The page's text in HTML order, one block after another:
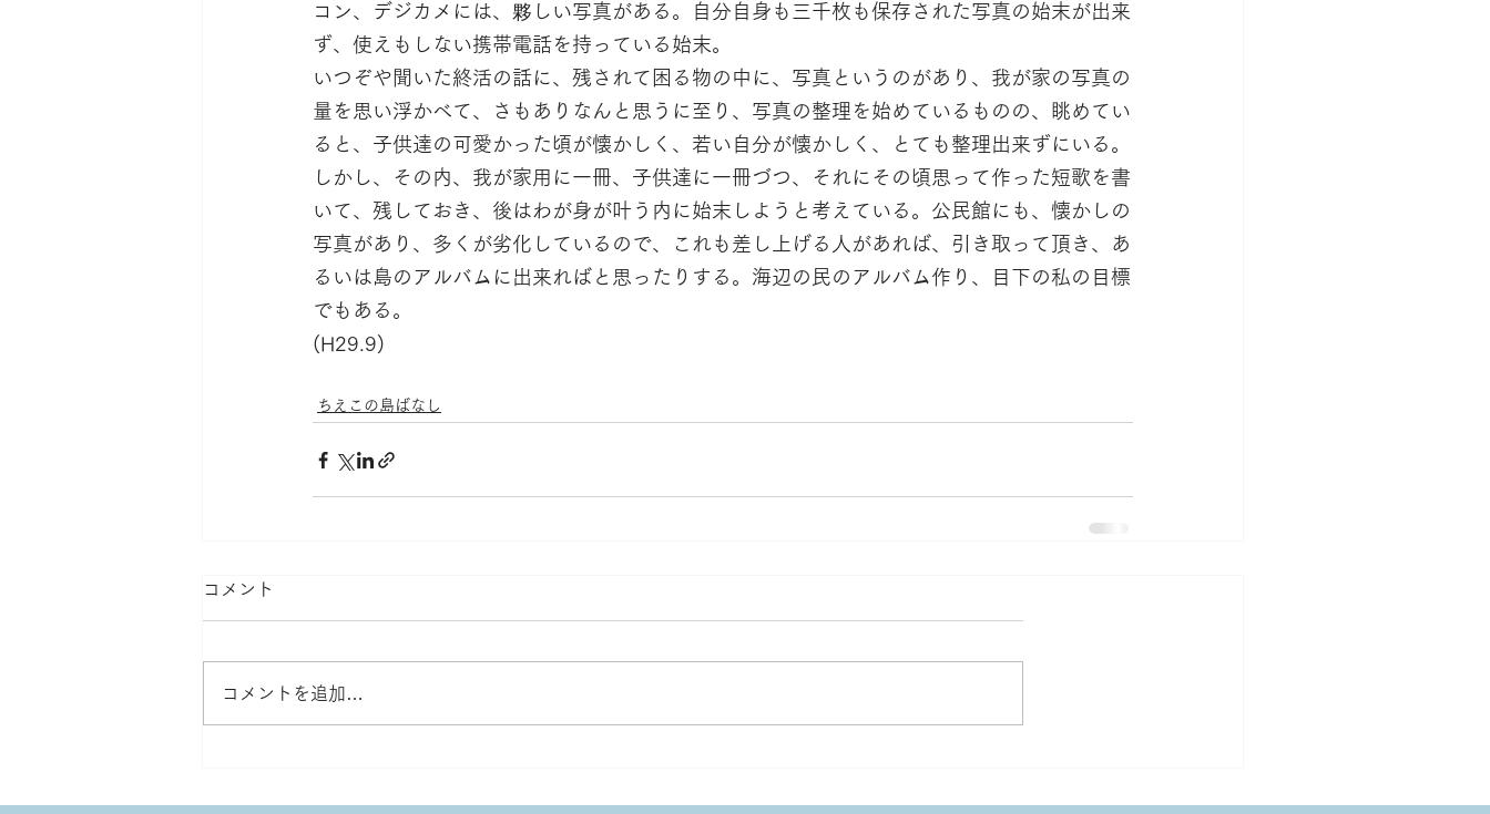
コン、デジカメには、夥しい写真がある。自分自身も三千枚も保存された写真の始末が出来
ず、使えもしない携帯電話を持っている始末。
いつぞや聞いた終活の話に、残されて困る物の中に、写真というのがあり、我が家の写真の
量を思い浮かべて、さもありなんと思うに至り、写真の整理を始めているものの、眺めてい
ると、子供達の可愛かった頃が懐かしく、若い自分が懐かしく、とても整理出来ずにいる。
しかし、その内、我が家用に一冊、子供達に一冊づつ、それにその頃思って作った短歌を書
いて、残しておき、後はわが身が叶う内に始末しようと考えている。公民館にも、懐かしの
写真があり、多くが劣化しているので、これも差し上げる人があれば、引き取って頂き、あ
るいは島のアルバムに出来ればと思ったりする。海辺の民のアルバム作り、目下の私の目標
でもある。
(H29.9)
ちえこの島ばなし
コメント
コメントを追加…